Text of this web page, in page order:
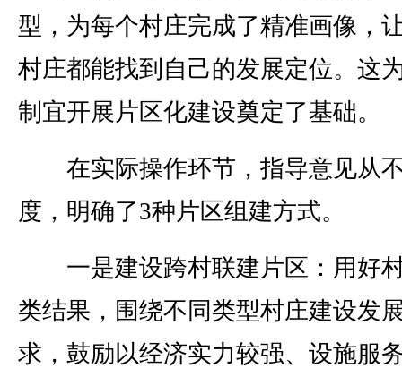
型，为每个村庄完成了精准画像，
村庄都能找到自己的发展定位。这
制宜开展片区化建设奠定了基础。
在实际操作环节，指导意见从
度，明确了3种片区组建方式。
一是建设跨村联建片区：用好
类结果，围绕不同类型村庄建设发
求，鼓励以经济实力较强、设施服